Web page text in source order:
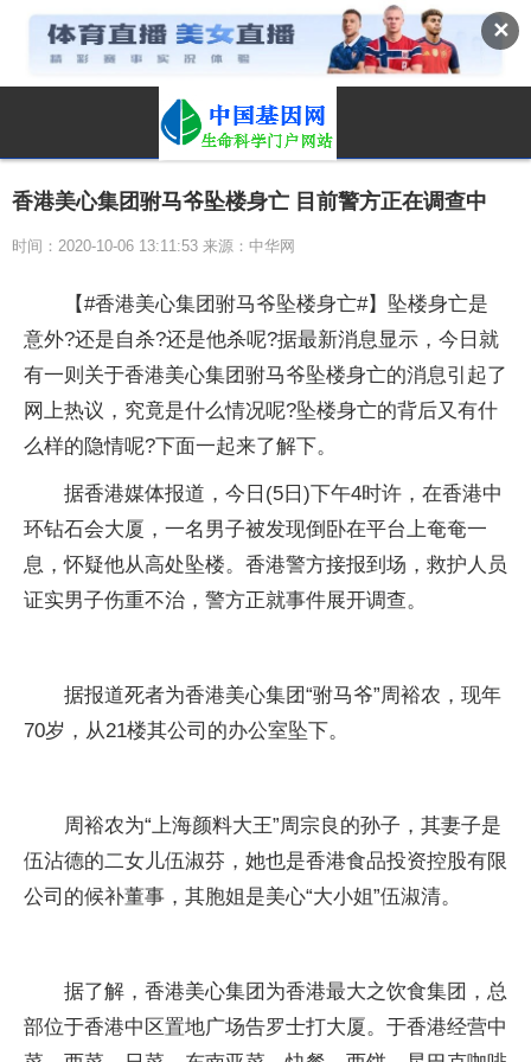
✕
香港美心集团驸马爷坠楼身亡 目前警方正在调查中
时间：2020-10-06 13:11:53 来源：中华网
【#香港美心集团驸马爷坠楼身亡#】坠楼身亡是
意外?还是自杀?还是他杀呢?据最新消息显示，今日就
有一则关于香港美心集团驸马爷坠楼身亡的消息引起了
网上热议，究竟是什么情况呢?坠楼身亡的背后又有什
么样的隐情呢?下面一起来了解下。
据香港媒体报道，今日(5日)下午4时许，在香港中
环钻石会大厦，一名男子被发现倒卧在平台上奄奄一
息，怀疑他从高处坠楼。香港警方接报到场，救护人员
证实男子伤重不治，警方正就事件展开调查。
据报道死者为香港美心集团“驸马爷”周裕农，现年
70岁，从21楼其公司的办公室坠下。
周裕农为“上海颜料大王”周宗良的孙子，其妻子是
伍沾德的二女儿伍淑芬，她也是香港食品投资控股有限
公司的候补董事，其胞姐是美心“大小姐”伍淑清。
据了解，香港美心集团为香港最大之饮食集团，总
部位于香港中区置地广场告罗士打大厦。于香港经营中